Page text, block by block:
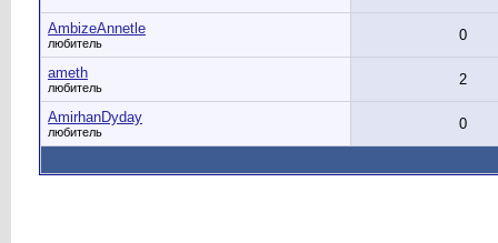
AmbizeAnnetle
любитель 0
ameth
любитель 2
AmirhanDyday
любитель 0